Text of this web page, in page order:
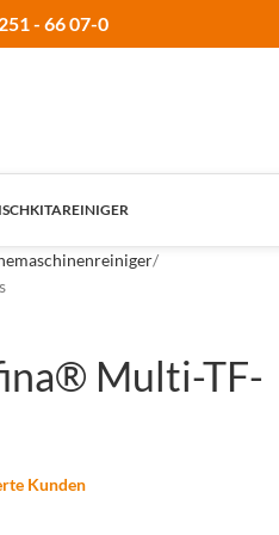
- 66 07-0
KITAREINIGER
Multi-TF-
Kunden